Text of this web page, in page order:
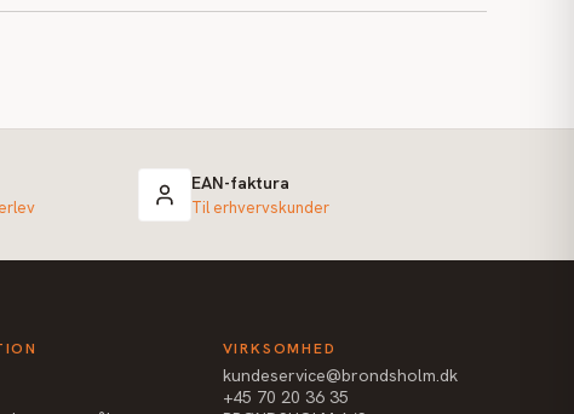
EAN-faktura
Til erhvervskunder
VIRKSOMHED
kundeservice@brondsholm.dk
+45 70 20 36 35